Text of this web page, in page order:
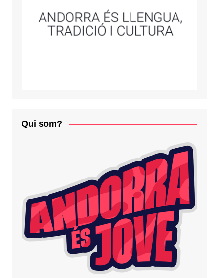
Qui som?